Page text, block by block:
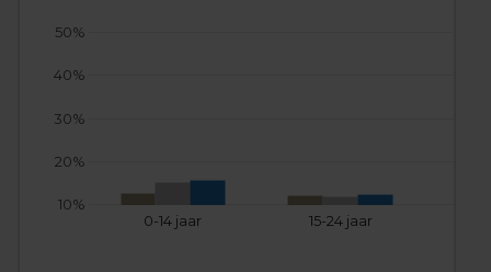
0-14 jaar 15-24 jaar
10%
20%
30%
40%
50%